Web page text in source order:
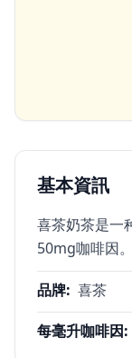
基本資訊
喜茶奶茶是一
50mg咖啡因。
品牌: 喜茶
每毫升咖啡因: